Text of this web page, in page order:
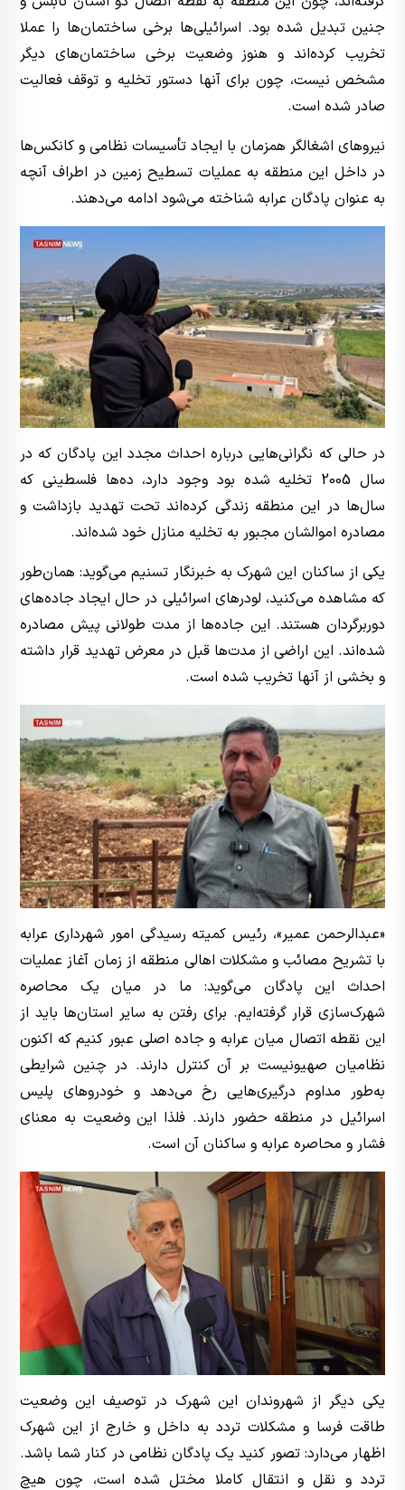
جنین تبدیل شده بود. اسرائیلی‌ها برخی ساختمان‌ها را عملا
تخریب کرده‌اند و هنوز وضعیت برخی ساختمان‌های دیگر
مشخص نیست، چون برای آنها دستور تخلیه و توقف فعالیت
صادر شده است.
نیروهای اشغالگر همزمان با ایجاد تأسیسات نظامی و کانکس‌ها
در داخل این منطقه به عملیات تسطیح زمین در اطراف آنچه
به عنوان پادگان عرابه شناخته می‌شود ادامه می‌دهند.
در حالی که نگرانی‌هایی درباره احداث مجدد این پادگان که در
سال 2005 تخلیه شده بود وجود دارد، ده‌ها فلسطینی که
سال‌ها در این منطقه زندگی کرده‌اند تحت تهدید بازداشت و
مصادره اموالشان مجبور به تخلیه منازل خود شده‌اند.
یکی از ساکنان این شهرک به خبرنگار تسنیم می‌گوید: همان‌طور
که مشاهده می‌کنید، لودرهای اسرائیلی در حال ایجاد جاده‌های
دوربرگردان هستند. این جاده‌ها از مدت طولانی پیش مصادره
شده‌اند. این اراضی از مدت‌ها قبل در معرض تهدید قرار داشته
و بخشی از آنها تخریب شده است.
«عبدالرحمن عمیر»، رئیس کمیته رسیدگی امور شهرداری عرابه
با تشریح مصائب و مشکلات اهالی منطقه از زمان آغاز عملیات
احداث این پادگان می‌گوید: ما در میان یک محاصره
شهرک‌سازی قرار گرفته‌ایم. برای رفتن به سایر استان‌ها باید از
این نقطه اتصال میان عرابه و جاده اصلی عبور کنیم که اکنون
نظامیان صهیونیست بر آن کنترل دارند. در چنین شرایطی
به‌طور مداوم درگیری‌هایی رخ می‌دهد و خودروهای پلیس
اسرائیل در منطقه حضور دارند. فلذا این وضعیت به معنای
فشار و محاصره عرابه و ساکنان آن است.
یکی دیگر از شهروندان این شهرک در توصیف این وضعیت
طاقت فرسا و مشکلات تردد به داخل و خارج از این شهرک
اظهار می‌دارد: تصور کنید یک پادگان نظامی در کنار شما باشد.
تردد و نقل و انتقال کاملا مختل شده است، چون هیچ